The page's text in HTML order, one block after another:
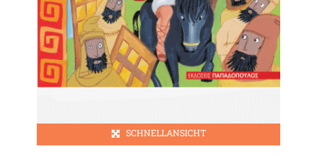
SCHNELLANSICHT